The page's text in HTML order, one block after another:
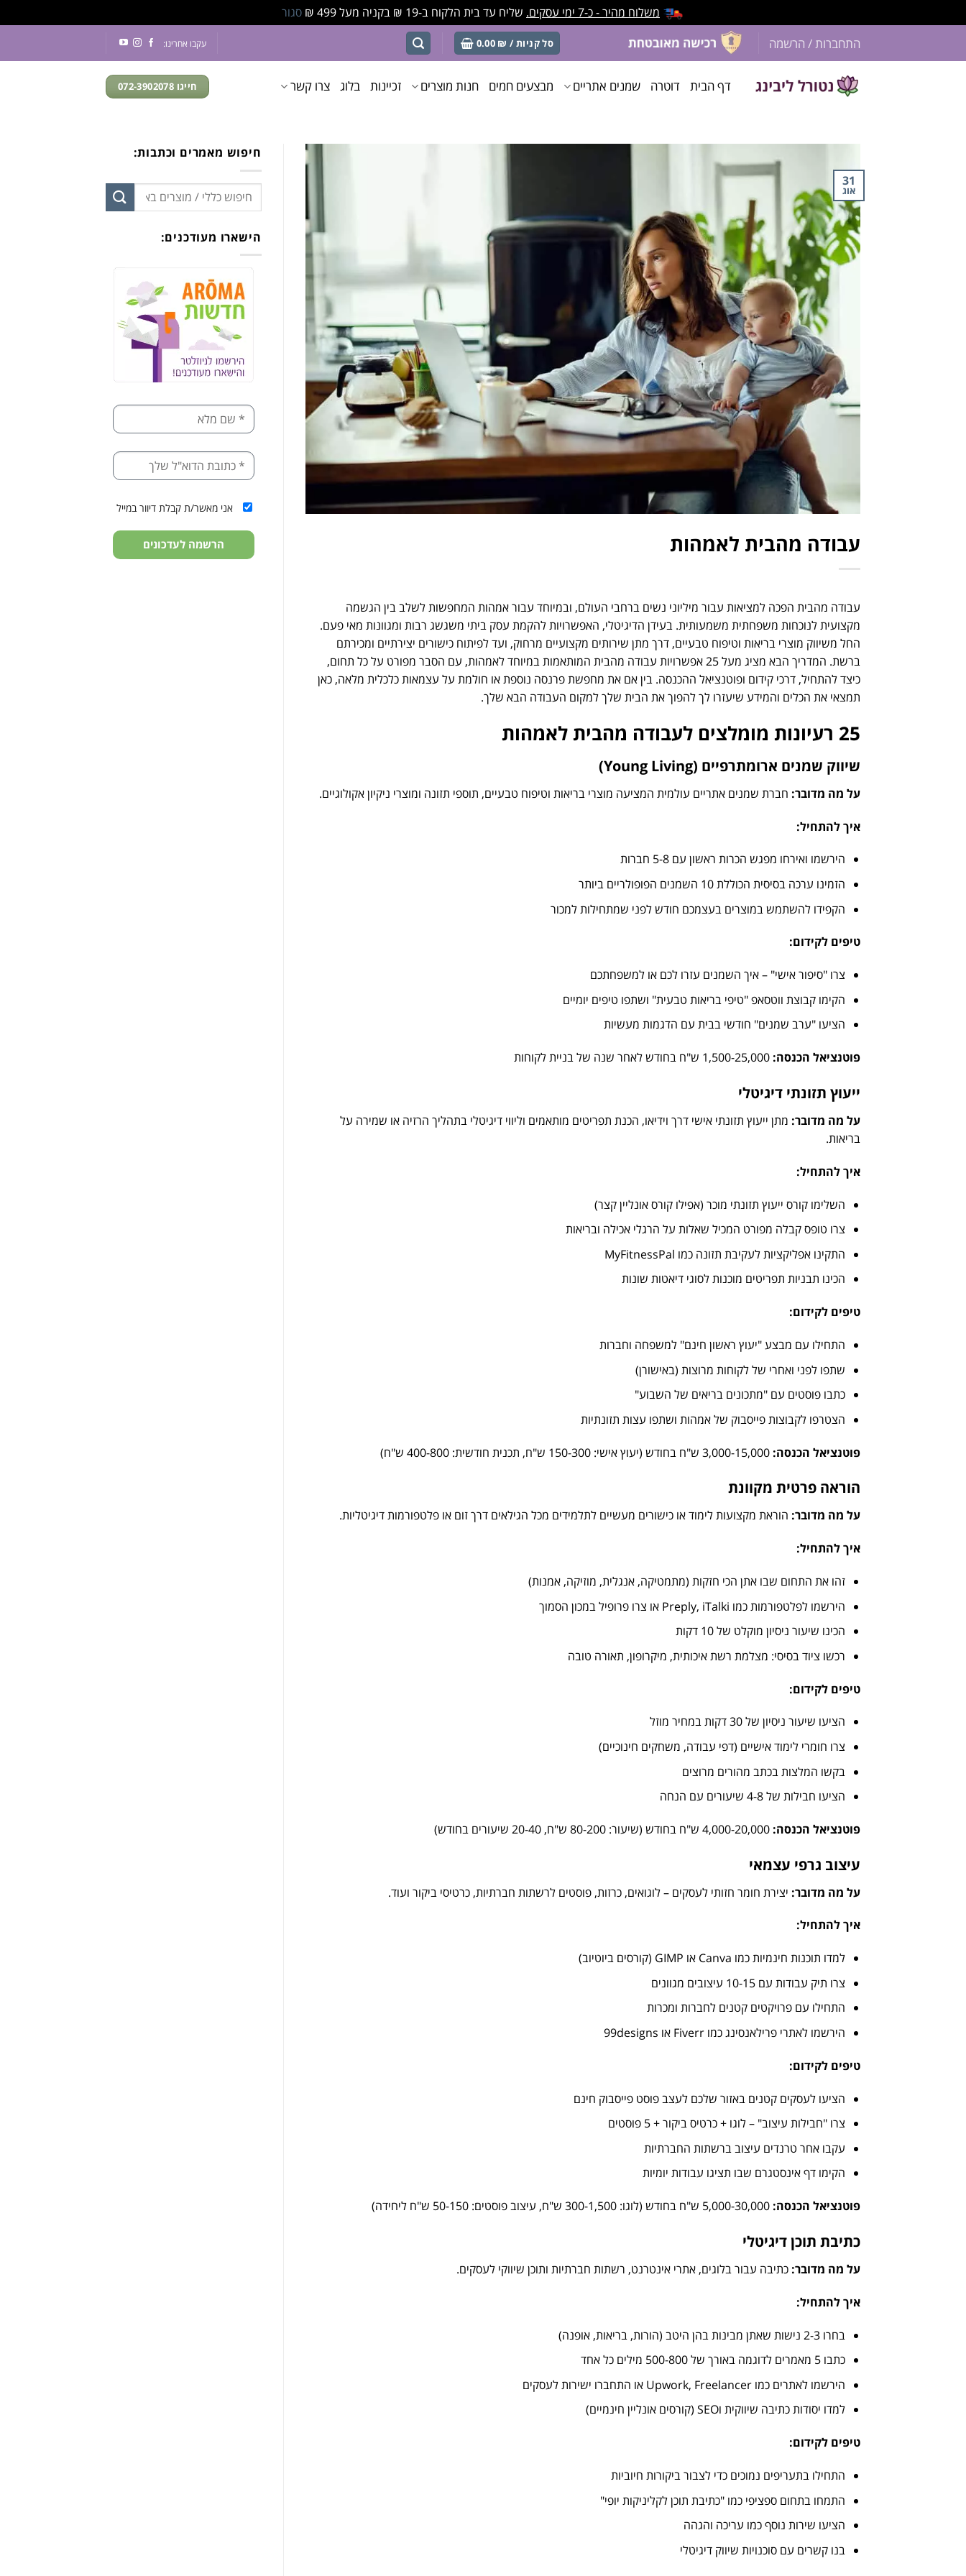
משלוח מהיר - כ-7 ימי עסקים. שליח עד בית הלקוח ב-19 ₪ בקניה מעל 499 ₪ סגור
התחברות / הרשמה סל קניות / 0.00 ₪ עקבו אחרינו:
דף הבית דוטרה שמנים אתריים מבצעים חמים חנות מוצרים זכיינות בלוג צרו קשר חייגו 072-3902078
31
אוג
עבודה מהבית לאמהות
עבודה מהבית הפכה למציאות עבור מיליוני נשים ברחבי העולם, ובמיוחד עבור אמהות המחפשות לשלב בין הגשמה
מקצועית לנוכחות משפחתית משמעותית. בעידן הדיגיטלי, האפשרויות להקמת עסק ביתי משגשג רבות ומגוונות מאי פעם.
החל משיווק מוצרי בריאות וטיפוח טבעיים, דרך מתן שירותים מקצועיים מרחוק, ועד לפיתוח כישורים יצירתיים ומכירתם
ברשת. המדריך הבא מציג מעל 25 אפשרויות עבודה מהבית המותאמות במיוחד לאמהות, עם הסבר מפורט על כל תחום,
כיצד להתחיל, דרכי קידום ופוטנציאל ההכנסה. בין אם את מחפשת פרנסה נוספת או חולמת על עצמאות כלכלית מלאה, כאן
תמצאי את הכלים והמידע שיעזרו לך להפוך את הבית שלך למקום העבודה הבא שלך.
25 רעיונות מומלצים לעבודה מהבית לאמהות
שיווק שמנים ארומתרפיים (Young Living)
על מה מדובר: חברת שמנים אתריים עולמית המציעה מוצרי בריאות וטיפוח טבעיים, תוספי תזונה ומוצרי ניקיון אקולוגיים.
איך להתחיל:
הירשמו ואירחו מפגש הכרות ראשון עם 5-8 חברות
הזמינו ערכה בסיסית הכוללת 10 השמנים הפופולריים ביותר
הקפידו להשתמש במוצרים בעצמכם חודש לפני שמתחילות למכור
טיפים לקידום:
צרו "סיפור אישי" – איך השמנים עזרו לכם או למשפחתכם
הקימו קבוצת ווטסאפ "טיפי בריאות טבעית" ושתפו טיפים יומיים
הציעו "ערב שמנים" חודשי בבית עם הדגמות מעשיות
פוטנציאל הכנסה:
ייעוץ תזונתי דיגיטלי
על מה מדובר: מתן ייעוץ תזונתי אישי דרך וידיאו, הכנת תפריטים מותאמים וליווי דיגיטלי בתהליך הרזיה או שמירה על
בריאות.
איך להתחיל:
השלימו קורס ייעוץ תזונתי מוכר (אפילו קורס אונליין קצר)
צרו טופס קבלה מפורט המכיל שאלות על הרגלי אכילה ובריאות
התקינו אפליקציות לעקיבת תזונה כמו MyFitnessPal
הכינו תבניות תפריטים מוכנות לסוגי דיאטות שונות
טיפים לקידום:
התחילו עם מבצע "יעוץ ראשון חינם" למשפחה וחברות
שתפו לפני ואחרי של לקוחות מרוצות (באישורן)
כתבו פוסטים עם "מתכונים בריאים של השבוע"
הצטרפו לקבוצות פייסבוק של אמהות ושתפו עצות תזונתיות
פוטנציאל הכנסה:
הוראה פרטית מקוונת
על מה מדובר: הוראת מקצועות לימוד או כישורים מעשיים לתלמידים מכל הגילאים דרך זום או פלטפורמות דיגיטליות.
איך להתחיל:
זהו את התחום שבו אתן הכי חזקות (מתמטיקה, אנגלית, מוזיקה, אמנות)
הירשמו לפלטפורמות כמו Preply, iTalki או צרו פרופיל במכון הסמוך
הכינו שיעור ניסיון מוקלט של 10 דקות
רכשו ציוד בסיסי: מצלמת רשת איכותית, מיקרופון, תאורה טובה
טיפים לקידום:
הציעו שיעור ניסיון של 30 דקות במחיר מוזל
צרו חומרי לימוד אישיים (דפי עבודה, משחקים חינוכיים)
בקשו המלצות בכתב מהורים מרוצים
הציעו חבילות של 4-8 שיעורים עם הנחה
פוטנציאל הכנסה:
עיצוב גרפי עצמאי
על מה מדובר: יצירת חומר חזותי לעסקים – לוגואים, כרזות, פוסטים לרשתות חברתיות, כרטיסי ביקור ועוד.
איך להתחיל:
למדו תוכנות חינמיות כמו Canva או GIMP (קורסים ביוטיוב)
צרו תיק עבודות עם 10-15 עיצובים מגוונים
התחילו עם פרויקטים קטנים לחברות ומכרות
הירשמו לאתרי פרילאנסינג כמו Fiverr או 99designs
טיפים לקידום:
הציעו לעסקים קטנים באזור שלכם לעצב פוסט פייסבוק חינם
צרו "חבילות עיצוב" – לוגו + כרטיס ביקור + 5 פוסטים
עקבו אחר טרנדים עיצוב ברשתות החברתיות
הקימו דף אינסטגרם שבו תציגו עבודות יומיות
פוטנציאל הכנסה:
כתיבת תוכן דיגיטלי
על מה מדובר: כתיבה עבור בלוגים, אתרי אינטרנט, רשתות חברתיות ותוכן שיווקי לעסקים.
איך להתחיל:
בחרו 2-3 נישות שאתן מבינות בהן היטב (הורות, בריאות, אופנה)
כתבו 5 מאמרים לדוגמה באורך של 500-800 מילים כל אחד
הירשמו לאתרים כמו Upwork, Freelancer או התחברו ישירות לעסקים
למדו יסודות כתיבה שיווקית וSEO (קורסים אונליין חינמיים)
טיפים לקידום:
התחילו בתעריפים נמוכים כדי לצבור ביקורות חיוביות
התמחו בתחום ספציפי כמו "כתיבת תוכן לקליניקות יופי"
הציעו שירות נוסף כמו עריכה והגהה
בנו קשרים עם סוכנויות שיווק דיגיטלי
חיפוש מאמרים וכתבות:
הישארו מעודכנים:
אני מאשר/ת קבלת דיוור במייל
הרשמה לעדכונים